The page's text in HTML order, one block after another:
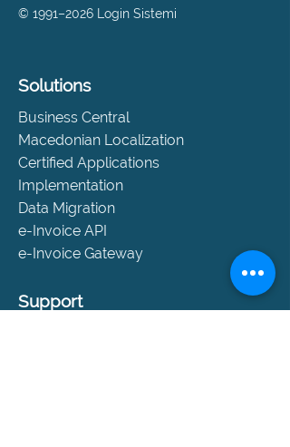
© 1991–2026 Login Sistemi
Solutions
Business Central
Macedonian Localization
Certified Applications
Implementation
Data Migration
e-Invoice API
e-Invoice Gateway
Support